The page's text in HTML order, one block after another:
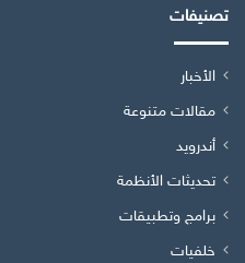
تصنيفات
الأخبار
مقالات متنوعة
أندرويد
تحديثات الأنظمة
برامج وتطبيقات
خلفيات